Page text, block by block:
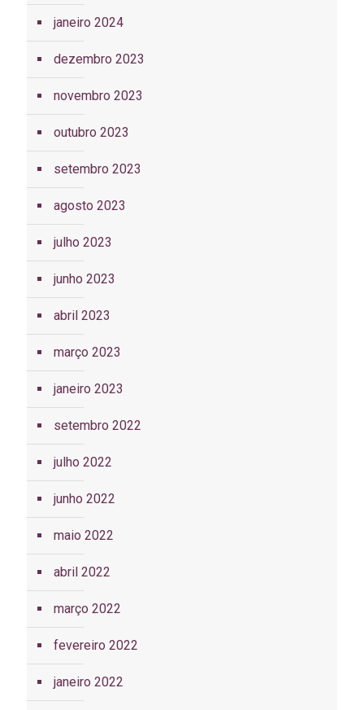
janeiro 2024
dezembro 2023
novembro 2023
outubro 2023
setembro 2023
agosto 2023
julho 2023
junho 2023
abril 2023
março 2023
janeiro 2023
setembro 2022
julho 2022
junho 2022
maio 2022
abril 2022
março 2022
fevereiro 2022
janeiro 2022